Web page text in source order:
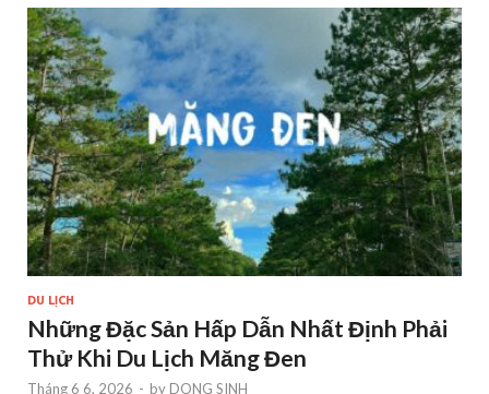
DU LỊCH
Những Đặc Sản Hấp Dẫn Nhất Định Phải
Thử Khi Du Lịch Măng Đen
Tháng 6 6, 2026 - by DONG SINH